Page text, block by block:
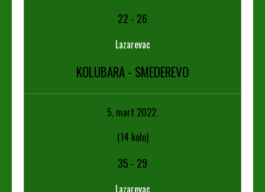
22 - 26
Lazarevac
KOLUBARA - SMEDEREVO
5. mart 2022.
(14 kolo)
35 - 29
Lazarevac